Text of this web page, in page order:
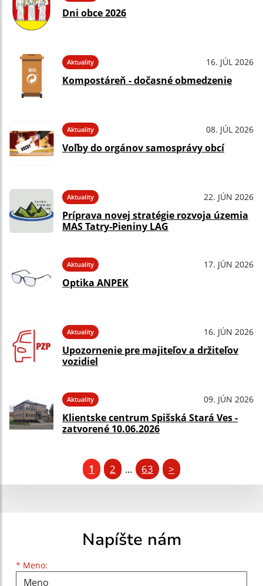
Dni obce 2026
Aktuality 16. JÚL 2026
Kompostáreň - dočasné obmedzenie
Aktuality 08. JÚL 2026
Voľby do orgánov samosprávy obcí
Aktuality 22. JÚN 2026
Príprava novej stratégie rozvoja územia
MAS Tatry-Pieniny LAG
Aktuality 17. JÚN 2026
Optika ANPEK
Aktuality 16. JÚN 2026
Upozornenie pre majiteľov a držiteľov
vozidiel
Aktuality 09. JÚN 2026
Klientske centrum Spišská Stará Ves -
zatvorené 10.06.2026
1 2 ... 63 >
Napíšte nám
* Meno:
Meno
Priezvisko
E-mailová adresa